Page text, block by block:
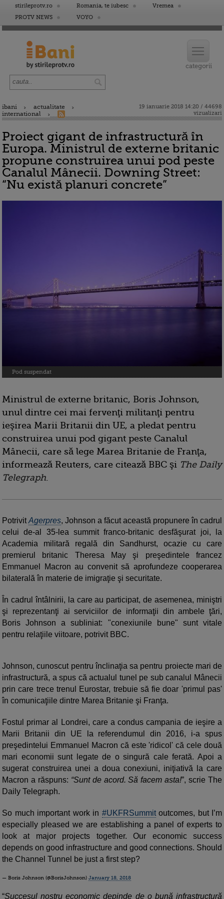
stirileprotv.ro Romania, te iubesc
Vremea
PROTV NEWS
VOYO
ibani
actualitate
international
19 ianuarie 2018 14:20 / 44698
vizualizari
Proiect gigant de infrastructură în
Europa. Ministrul de externe britanic
propune construirea unui pod peste
Canalul Mânecii. Downing Street:
“Nu există planuri concrete”
Pod suspendat
Ministrul de externe britanic, Boris Johnson,
unul dintre cei mai fervenţi militanţi pentru
ieşirea Marii Britanii din UE, a pledat pentru
construirea unui pod gigant peste Canalul
Mânecii, care să lege Marea Britanie de Franţa,
informează Reuters, care citează BBC şi The Daily
Telegraph.
PotrivitAgerpres, Johnson a făcut această propunere în cadrul
celui de-al 35-lea summit franco-britanic desfăşurat joi, la
Academia militară regală din Sandhurst, ocazie cu care
premierul britanic Theresa May şi preşedintele francez
Emmanuel Macron au convenit să aprofundeze cooperarea
bilaterală în materie de imigraţie şi securitate.
În cadrul întâlnirii, la care au participat, de asemenea, miniştri
şi reprezentanţi ai serviciilor de informaţii din ambele ţări,
Boris Johnson a subliniat: "conexiunile bune" sunt vitale
pentru relaţiile viitoare, potrivit BBC.
Johnson, cunoscut pentru înclinaţia sa pentru proiecte mari de
infrastructură, a spus că actualul tunel pe sub canalul Mânecii
prin care trece trenul Eurostar, trebuie să fie doar 'primul pas'
în comunicaţiile dintre Marea Britanie şi Franţa.
Fostul primar al Londrei, care a condus campania de ieşire a
Marii Britanii din UE la referendumul din 2016, i-a spus
preşedintelui Emmanuel Macron că este 'ridicol' că cele două
mari economii sunt legate de o singură cale ferată. Apoi a
sugerat construirea unei a doua conexiuni, iniţiativă la care
Macron a răspuns: “Sunt de acord. Să facem asta!”, scrie The
Daily Telegraph.
So much important work in #UKFRSummitoutcomes, but I’m
especially pleased we are establishing a panel of experts to
look at major projects together. Our economic success
depends on good infrastructure and good connections. Should
the Channel Tunnel be just a first step?
— Boris Johnson (@BorisJohnson) January 18, 2018
“Succesul nostru economic depinde de o bună infrastructură